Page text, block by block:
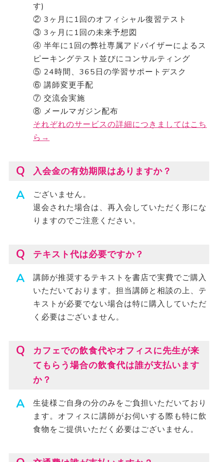
す)
② 3ヶ月に1回のオフィシャル復習テスト
③ 3ヶ月に1回の未来予想図
④ 半年に1回の弊社専属アドバイザーによるス
ピーキングテスト並びにコンサルティング
⑤ 24時間、365日の学習サポートデスク
⑥ 講師変更手配
⑦ 交流会実施
⑧ メールマガジン配布
それぞれのサービスの詳細につきましてはこち
ら→
入会金の有効期限はありますか？
ございません。
退会された場合は、再入会していただく形にな
りますのでご注意ください。
テキスト代は必要ですか？
講師が推奨するテキストを書店で実費でご購入
いただいております。担当講師と相談の上、テ
キストが必要でない場合は特に購入していただ
く必要はございません。
カフェでの飲食代やオフィスに先生が来
てもらう場合の飲食代は誰が支払います
か？
生徒様ご自身の分のみをご負担いただいており
ます。オフィスに講師がお伺いする際も特に飲
食物をご提供いただく必要はございません。